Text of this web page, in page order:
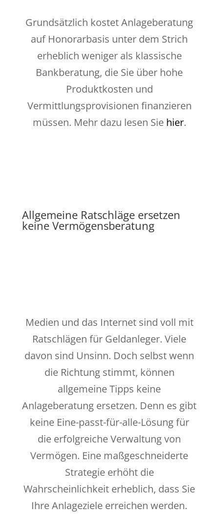
Grundsätzlich kostet Anlageberatung
auf Honorarbasis unter dem Strich
erheblich weniger als klassische
Bankberatung, die Sie über hohe
Produktkosten und
Vermittlungsprovisionen finanzieren
müssen. Mehr dazu lesen Sie hier.
Allgemeine Ratschläge ersetzen
keine Vermögensberatung
Medien und das Internet sind voll mit
Ratschlägen für Geldanleger. Viele
davon sind Unsinn. Doch selbst wenn
die Richtung stimmt, können
allgemeine Tipps keine
Anlageberatung ersetzen. Denn es gibt
keine Eine-passt-für-alle-Lösung für
die erfolgreiche Verwaltung von
Vermögen. Eine maßgeschneiderte
Strategie erhöht die
Wahrscheinlichkeit erheblich, dass Sie
Ihre Anlageziele erreichen werden.